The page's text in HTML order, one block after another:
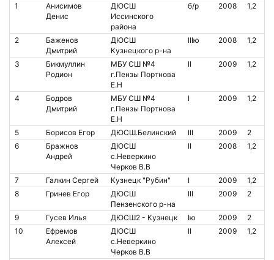
1
Анисимов
Денис
ДЮСШ
Иссинского
района
б/р 2008 1,2
2
Баженов
Дмитрий
ДЮСШ
Кузнецкого р-на
IIIю 2008 1,2
3
Бикмуллин
Родион
МБУ СШ №4
г.Пензы Портнова
Е.Н
II 2009 1,2
4
Бодров
Дмитрий
МБУ СШ №4
г.Пензы Портнова
Е.Н
I 2009 1,2
5 Борисов Егор ДЮСШ.Белинский III 2009
2
6
Бражнов
Андрей
ДЮСШ
с.Неверкино
Черков В.В
II 2008 1,2
7 Галкин Сергей Кузнецк "Рубин" I 2009
1,2
8
Гринев Егор
ДЮСШ
Пензенского р-на
III 2009 2
9 Гусев Илья ДЮСШ2 - Кузнецк Iю 2009
2
10
Ефремов
Алексей
ДЮСШ
с.Неверкино
Черков В.В
II 2009 1,2